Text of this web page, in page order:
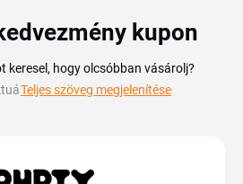
kupon
keresel, hogy olcsóbban vásárolj?
PurtyBody kedvezménykód
után pénzvisszatérítést is
a cashback együtt még többet
Teljes szöveg megjelenítése